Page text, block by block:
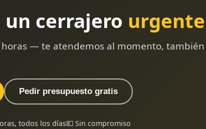
un cerrajero urgente
— te atendemos al momento, también
Pedir presupuesto gratis
todos los días💶 Sin compromiso